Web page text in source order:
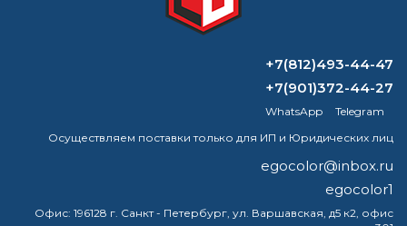
ВОПРОС-ОТВЕТ
Как сделать эмалевую краску более
Политон ур уф технические
+7(812)493-44-47
+7(901)372-44-27
WhatsApp
Telegram
Осуществляем поставки только для ИП и Юридических лиц
egocolor@inbox.ru
egocolor1
Офис: 196128 г. Санкт - Петербург, ул. Варшавская, д5 к2, офис